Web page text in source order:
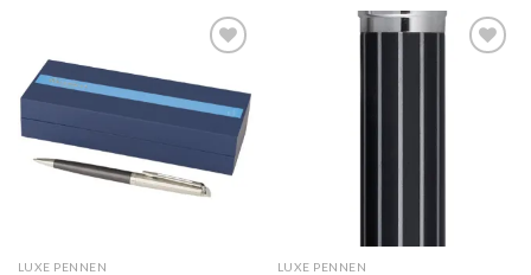
aan
wenslijst
LUXE PENNEN LUXE PENNEN